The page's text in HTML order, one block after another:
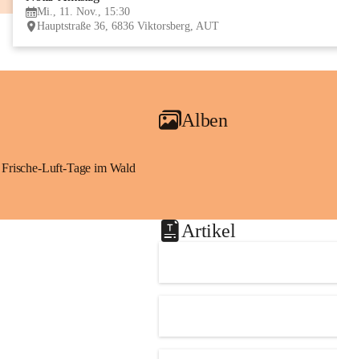
Mi., 11. Nov., 15:30
Hauptstraße 36, 6836 Viktorsberg, AUT
Alben
Frische-Luft-Tage im Wald
Artikel